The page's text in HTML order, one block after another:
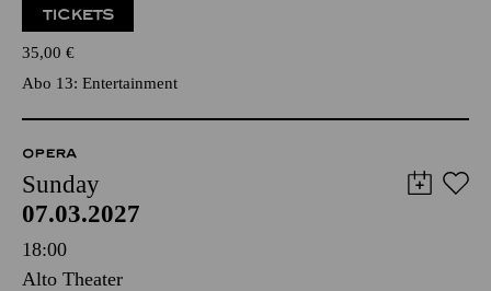
TICKETS
35,00 €
Abo 13: Entertainment
OPERA
Sunday
07.03.2027
18:00
Alto Theater